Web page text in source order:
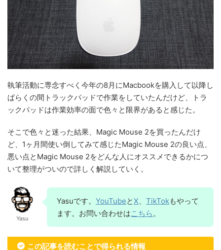
執筆活動に専念すべく今年の8月にMacbookを購入して以降し
ばらくの間トラックパッドで作業をしていたんだけど、トラ
ックパッドは作業効率の面で色々と限界があると感じた。
そこで色々と迷った結果、Magic Mouse 2を買ったんだけ
ど、1ヶ月間使い倒してみて感じたMagic Mouse 2の良い点、
悪い点とMagic Mouse 2をどんな人にオススメできるかにつ
いて整理がついので詳しく解説していく。
Yasu
Yasuです。 YouTubeとX、 TikTokもやって
ます。お問い合わせはこちら。
この記事を読むことで得られる情報